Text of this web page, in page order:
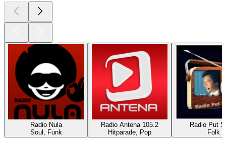
Radio Nula
Soul, Funk
Radio Antena 105.2
Hitparade, Pop
Radio Put
Folk